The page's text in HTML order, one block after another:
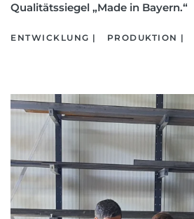
Qualitätssiegel „Made in Bayern.“
ENTWICKLUNG | PRODUKTION |